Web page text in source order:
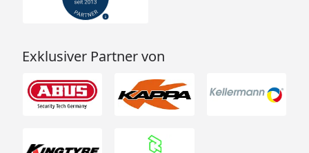
Exklusiver Partner von